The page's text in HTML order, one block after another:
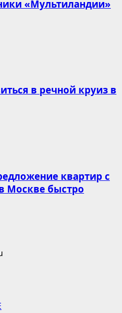
«Мультиландии»
в речной круиз в
квартир с
Москве быстро